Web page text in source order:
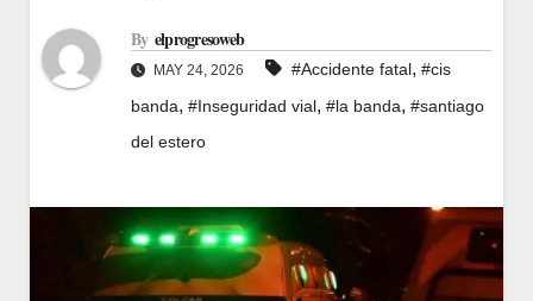
By elprogresoweb
MAY 24, 2026 #Accidente fatal, #cis
banda, #Inseguridad vial, #la banda, #santiago
del estero